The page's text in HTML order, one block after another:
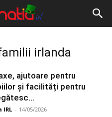
irlanda
ajutoare pentru
și facilități pentru
IRL - 14/05/2026